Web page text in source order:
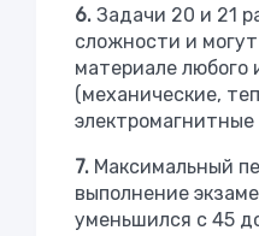
6. Задачи 20 и 21
сложности и
материале любого
(механические,
электромагнитные
7. Максимальный
выполнение
уменьшился с 45